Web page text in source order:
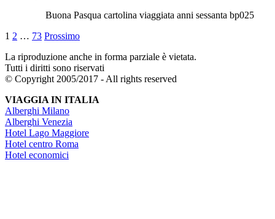
Buona Pasqua cartolina viaggiata anni sessanta bp025
1 2 … 73 Prossimo
La riproduzione anche in forma parziale è vietata.
Tutti i diritti sono riservati
© Copyright 2005/2017 - All rights reserved
VIAGGIA IN ITALIA
Alberghi Milano
Alberghi Venezia
Hotel Lago Maggiore
Hotel centro Roma
Hotel economici